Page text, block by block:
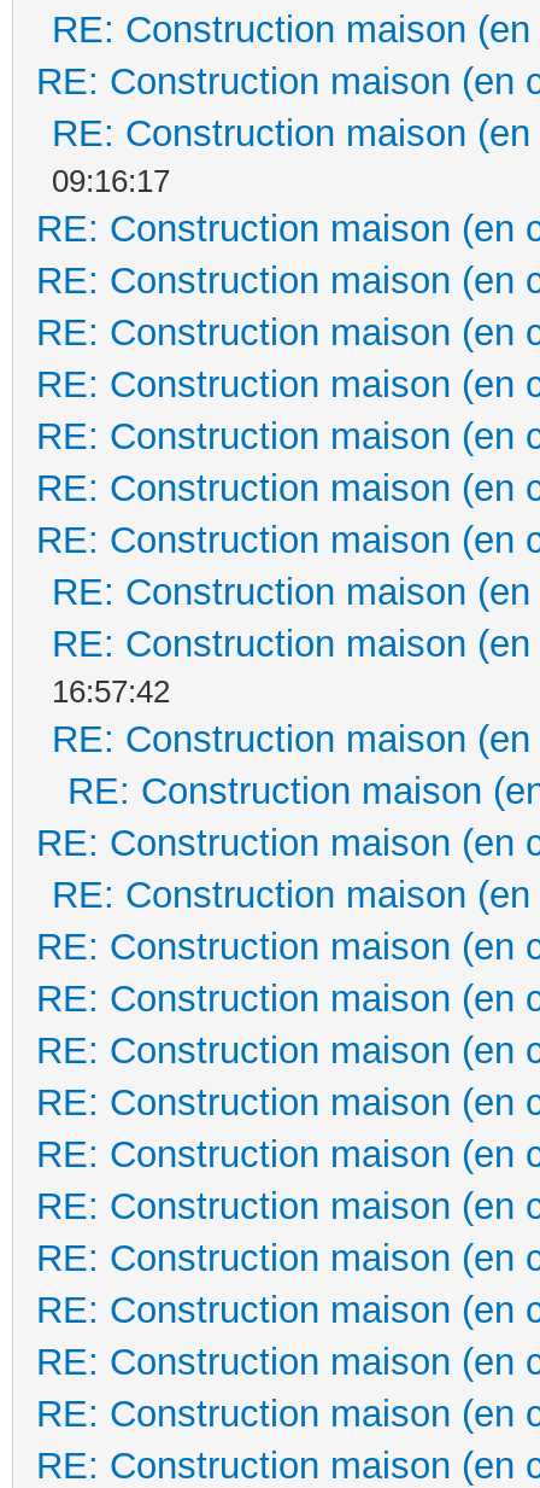
RE: Construction maison
RE: Construction maison (en
RE: Construction maison
09:16:17
RE: Construction maison (en
RE: Construction maison (en
RE: Construction maison (en
RE: Construction maison (en
RE: Construction maison (en
RE: Construction maison (en
RE: Construction maison (en
RE: Construction maison
RE: Construction maison
16:57:42
RE: Construction maison
RE: Construction maison
RE: Construction maison (en
RE: Construction maison
RE: Construction maison (en
RE: Construction maison (en
RE: Construction maison (en
RE: Construction maison (en
RE: Construction maison (en
RE: Construction maison (en
RE: Construction maison (en
RE: Construction maison (en
RE: Construction maison (en
RE: Construction maison (en
RE: Construction maison (en